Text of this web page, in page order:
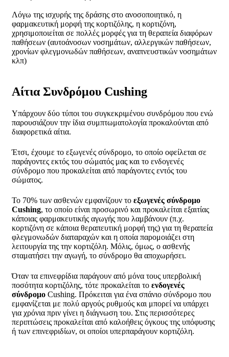
Λόγω της ισχυρής της δράσης στο ανοσοποιητικό, η
φαρμακευτική μορφή της κορτιζόλης, η κορτιζόνη,
χρησιμοποιείται σε πολλές μορφές για τη θεραπεία διαφόρων
παθήσεων (αυτοάνοσων νοσημάτων, αλλεργικών παθήσεων,
χρονίων φλεγμονωδών παθήσεων, αναπνευστικών νοσημάτων
κλπ)
Αίτια Συνδρόμου Cushing
Υπάρχουν δύο τύποι του συγκεκριμένου συνδρόμου που ενώ
παρουσιάζουν την ίδια συμπτωματολογία προκαλούνται από
διαφορετικά αίτια.
Έτσι, έχουμε το εξωγενές σύνδρομο, το οποίο οφείλεται σε
παράγοντες εκτός του σώματός μας και το ενδογενές
σύνδρομο που προκαλείται από παράγοντες εντός του
σώματος.
Το 70% των ασθενών εμφανίζουν το εξωγενές σύνδρομο
Cushing, το οποίο είναι προσωρινό και προκαλείται εξαιτίας
κάποιας φαρμακευτικής αγωγής που λαμβάνουν (π.χ.
κορτιζόνη σε κάποια θεραπευτική μορφή της) για τη θεραπεία
φλεγμονωδών διαταραχών και η οποία παρομοιάζει στη
λειτουργία της την κορτιζόλη. Μόλις, όμως, ο ασθενής
σταματήσει την αγωγή, το σύνδρομο θα αποχωρήσει.
Όταν τα επινεφρίδια παράγουν από μόνα τους υπερβολική
ποσότητα κορτιζόλης, τότε προκαλείται το ενδογενές
σύνδρομο Cushing. Πρόκειται για ένα σπάνιο σύνδρομο που
εμφανίζεται με πολύ αργούς ρυθμούς και μπορεί να υπάρχει
για χρόνια πριν γίνει η διάγνωση του. Στις περισσότερες
περιπτώσεις προκαλείται από καλοήθεις όγκους της υπόφυσης
ή των επινεφριδίων, οι οποίοι υπερπαράγουν κορτιζόλη.